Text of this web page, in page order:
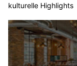
kulturelle Highlights